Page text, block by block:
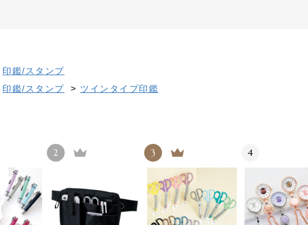
印鑑/スタンプ
印鑑/スタンプ > ツインタイプ印鑑
2 3 4